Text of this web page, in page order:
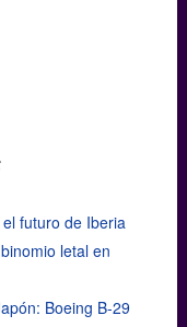
futuro de Iberia
letal en
Boeing B-29